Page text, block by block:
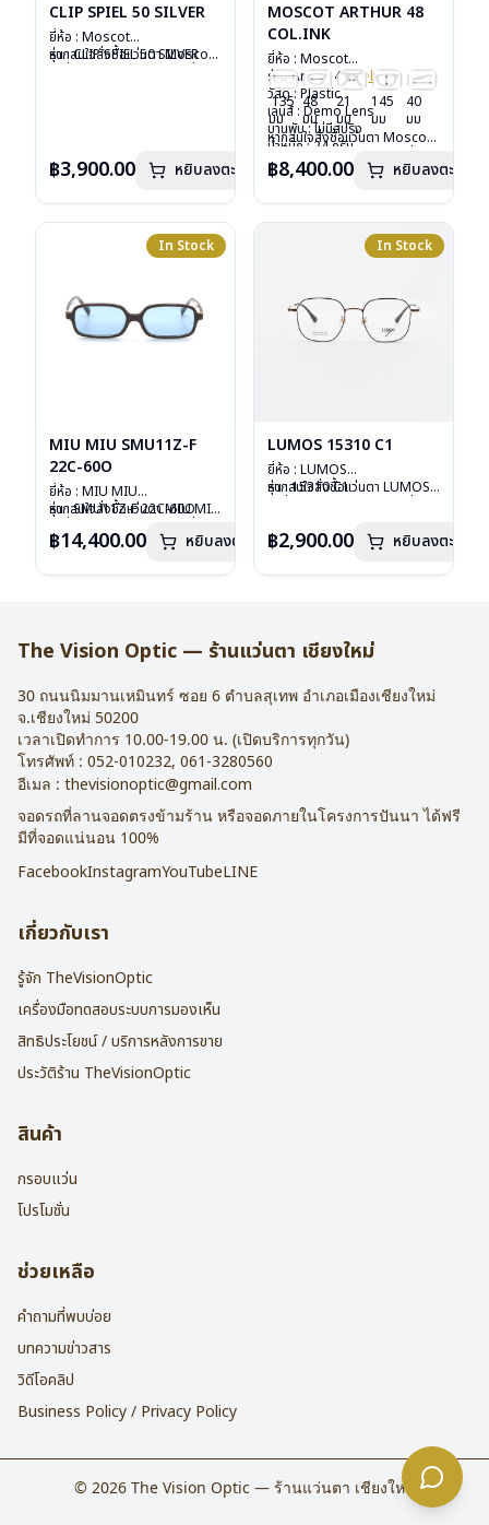
CLIP SPIEL 50 SILVER
ยี่ห้อ : Moscot
รุ่น : CLIP SPIEL 50 SILVER
การรับประกัน : 1 ปี
หากสนใจสั่งชื้อแว่นตา Moscot
฿3,900.00 หยิบลงตะกร้า
MOSCOT ARTHUR 48
COL.INK
ยี่ห้อ : Moscot
รุ่น : Arthur 48Col.ink
วัสดุ : Plastic
เลนส์ : Demo Lens
บานพับ : ไม่มีสปริง
น้ำหนัก : 24 กรัม
อุปกรณ์ : กล่องแว่น, กล่อง
กระดาษ, ผ้าเช็ดแว่น
การรับประกัน : 1 ปี
135
มม
48
มม
21
มม
145
มม
40
มม
หากสนใจสั่งชื้อแว่นตา Moscot
ลงไว้กรุณาติดต่อเราคลิก
฿8,400.00 หยิบลงตะกร้า
In Stock
MIU MIU SMU11Z-F
22C-60O
ยี่ห้อ : MIU MIU
รุ่น : SMU11Z-F 22C-60O
เลนส์ : กันแดดสีฟ้า
น้ำหนัก : 24 กรัม
หากสนใจสั่งชื้อแว่นตา MIU MIU
ลงไว้กรุณาติดต่อเรา
คลิก
฿14,400.00 หยิบลงตะกร้า
In Stock
LUMOS 15310 C1
ยี่ห้อ : LUMOS
รุ่น : 15310 C1
บานพับ : ไม่มีสปริง
อุปกรณ์ : กล่องแว่น , ผ้าเช็ดแว่น
หากสนใจสั่งชื้อแว่นตา LUMOS
฿2,900.00 หยิบลงตะกร้า
The Vision Optic — ร้านแว่นตา เชียงใหม่
30 ถนนนิมมานเหมินทร์ ซอย 6 ตำบลสุเทพ อำเภอเมืองเชียงใหม่
จ.เชียงใหม่ 50200
เวลาเปิดทำการ 10.00-19.00 น. (เปิดบริการทุกวัน)
โทรศัพท์ : 052-010232, 061-3280560
อีเมล : thevisionoptic@gmail.com
จอดรถที่ลานจอดตรงข้ามร้าน หรือจอดภายในโครงการปันนา ได้ฟรี
มีที่จอดแน่นอน 100%
FacebookInstagramYouTubeLINE
เกี่ยวกับเรา
รู้จัก TheVisionOptic
เครื่องมือทดสอบระบบการมองเห็น
สิทธิประโยชน์ / บริการหลังการขาย
ประวัติร้าน TheVisionOptic
สินค้า
กรอบแว่น
โปรโมชั่น
ช่วยเหลือ
คำถามที่พบบ่อย
บทความข่าวสาร
วิดีโอคลิป
Business Policy / Privacy Policy
© 2026 The Vision Optic — ร้านแว่นตา เชียงใหม่